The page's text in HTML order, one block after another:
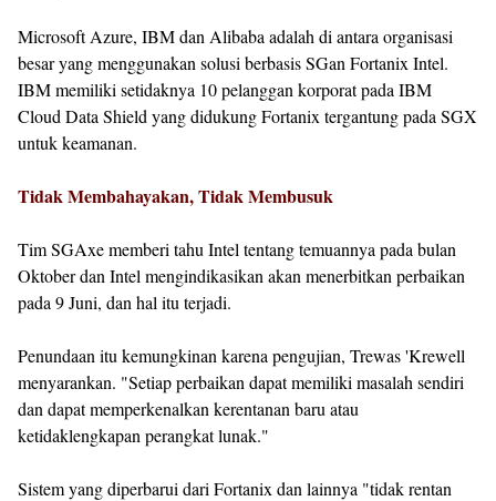
Microsoft Azure, IBM dan Alibaba adalah di antara organisasi
besar yang menggunakan solusi berbasis SGan Fortanix Intel.
IBM memiliki setidaknya 10 pelanggan korporat pada IBM
Cloud Data Shield yang didukung Fortanix tergantung pada SGX
untuk keamanan.
Tidak Membahayakan, Tidak Membusuk
Tim SGAxe memberi tahu Intel tentang temuannya pada bulan
Oktober dan Intel mengindikasikan akan menerbitkan perbaikan
pada 9 Juni, dan hal itu terjadi.
Penundaan itu kemungkinan karena pengujian, Trewas 'Krewell
menyarankan. "Setiap perbaikan dapat memiliki masalah sendiri
dan dapat memperkenalkan kerentanan baru atau
ketidaklengkapan perangkat lunak."
Sistem yang diperbarui dari Fortanix dan lainnya "tidak rentan